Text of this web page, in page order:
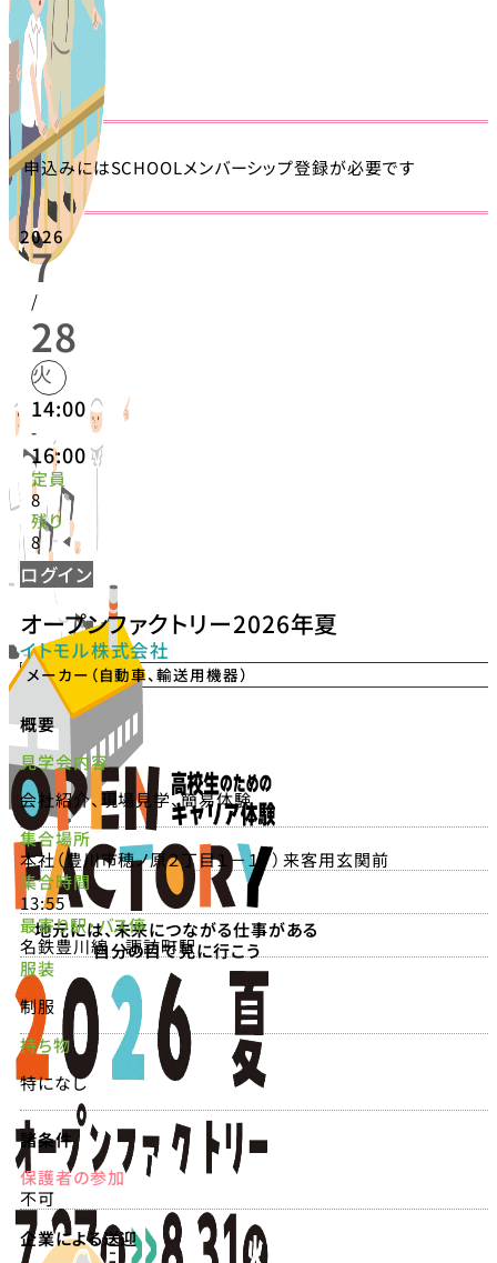
地元には、未来につながる仕事がある
自分の目で見に行こう
申込みにはSCHOOLメンバーシップ登録が必要です
2026
7
/
28
火
14:00
-
16:00
定員
8
残り
8
ログイン
オープンファクトリー2026年夏
イトモル株式会社
メーカー（自動車、輸送用機器）
概要
見学会内容
会社紹介、現場見学、簡易体験
集合場所
本社（豊川市穂ノ原２丁目１－１７）来客用玄関前
集合時間
13:55
最寄り駅・バス停
名鉄豊川線 諏訪町駅
服装
制服
持ち物
特になし
諸条件
保護者の参加
不可
企業による送迎